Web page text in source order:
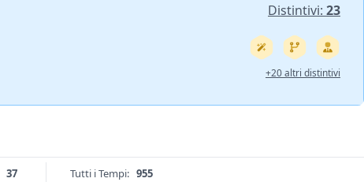
Distintivi: 23
+20 altri distintivi
37 Tutti i Tempi: 955